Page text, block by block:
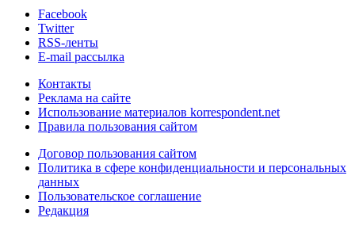
Facebook
Twitter
RSS-ленты
E-mail рассылка
Контакты
Реклама на сайте
Использование материалов korrespondent.net
Правила пользования сайтом
Договор пользования сайтом
Политика в сфере конфиденциальности и персональных
данных
Пользовательское соглашение
Редакция